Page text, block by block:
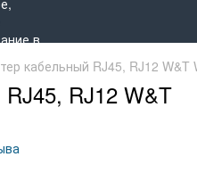
кабельный RJ45, RJ12 W&T
RJ12 W&T